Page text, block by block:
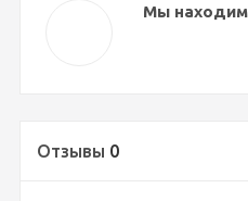
Мы
Отзывы 0